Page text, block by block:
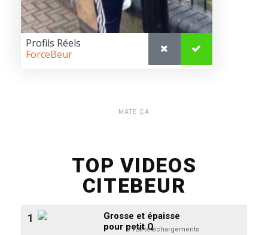
MATE ÇA
TOP VIDEOS
CITEBEUR
Grosse et épaisse
pour petit Q
3 120 téléchargements
1